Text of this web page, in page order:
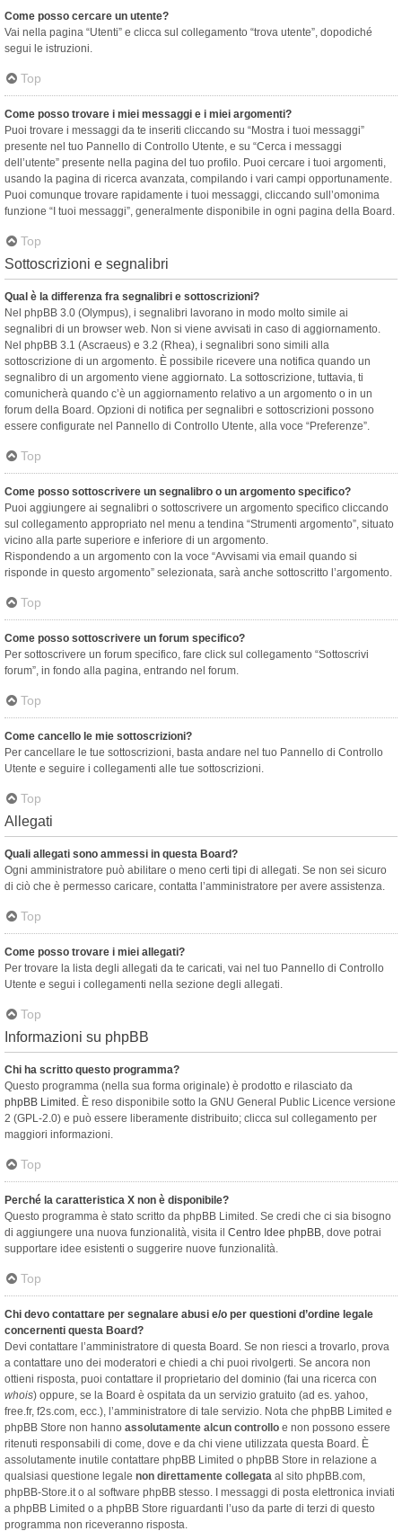
Come posso cercare un utente?
Vai nella pagina “Utenti” e clicca sul collegamento “trova utente”, dopodiché
segui le istruzioni.
Top
Come posso trovare i miei messaggi e i miei argomenti?
Puoi trovare i messaggi da te inseriti cliccando su “Mostra i tuoi messaggi”
presente nel tuo Pannello di Controllo Utente, e su “Cerca i messaggi
dell’utente” presente nella pagina del tuo profilo. Puoi cercare i tuoi argomenti,
usando la pagina di ricerca avanzata, compilando i vari campi opportunamente.
Puoi comunque trovare rapidamente i tuoi messaggi, cliccando sull’omonima
funzione “I tuoi messaggi”, generalmente disponibile in ogni pagina della Board.
Top
Sottoscrizioni e segnalibri
Qual è la differenza fra segnalibri e sottoscrizioni?
Nel phpBB 3.0 (Olympus), i segnalibri lavorano in modo molto simile ai
segnalibri di un browser web. Non si viene avvisati in caso di aggiornamento.
Nel phpBB 3.1 (Ascraeus) e 3.2 (Rhea), i segnalibri sono simili alla
sottoscrizione di un argomento. È possibile ricevere una notifica quando un
segnalibro di un argomento viene aggiornato. La sottoscrizione, tuttavia, ti
comunicherà quando c’è un aggiornamento relativo a un argomento o in un
forum della Board. Opzioni di notifica per segnalibri e sottoscrizioni possono
essere configurate nel Pannello di Controllo Utente, alla voce “Preferenze”.
Top
Come posso sottoscrivere un segnalibro o un argomento specifico?
Puoi aggiungere ai segnalibri o sottoscrivere un argomento specifico cliccando
sul collegamento appropriato nel menu a tendina “Strumenti argomento”, situato
vicino alla parte superiore e inferiore di un argomento.
Rispondendo a un argomento con la voce “Avvisami via email quando si
risponde in questo argomento” selezionata, sarà anche sottoscritto l’argomento.
Top
Come posso sottoscrivere un forum specifico?
Per sottoscrivere un forum specifico, fare click sul collegamento “Sottoscrivi
forum”, in fondo alla pagina, entrando nel forum.
Top
Come cancello le mie sottoscrizioni?
Per cancellare le tue sottoscrizioni, basta andare nel tuo Pannello di Controllo
Utente e seguire i collegamenti alle tue sottoscrizioni.
Top
Allegati
Quali allegati sono ammessi in questa Board?
Ogni amministratore può abilitare o meno certi tipi di allegati. Se non sei sicuro
di ciò che è permesso caricare, contatta l’amministratore per avere assistenza.
Top
Come posso trovare i miei allegati?
Per trovare la lista degli allegati da te caricati, vai nel tuo Pannello di Controllo
Utente e segui i collegamenti nella sezione degli allegati.
Top
Informazioni su phpBB
Chi ha scritto questo programma?
Questo programma (nella sua forma originale) è prodotto e rilasciato da
phpBB Limited . È reso disponibile sotto la GNU General Public Licence versione
2 (GPL-2.0) e può essere liberamente distribuito; clicca sul collegamento per
maggiori informazioni.
Top
Perché la caratteristica X non è disponibile?
Questo programma è stato scritto da phpBB Limited. Se credi che ci sia bisogno
di aggiungere una nuova funzionalità, visita il Centro Idee phpBB, dove potrai
supportare idee esistenti o suggerire nuove funzionalità.
Top
Chi devo contattare per segnalare abusi e/o per questioni d’ordine legale
concernenti questa Board?
Devi contattare l’amministratore di questa Board. Se non riesci a trovarlo, prova
a contattare uno dei moderatori e chiedi a chi puoi rivolgerti. Se ancora non
ottieni risposta, puoi contattare il proprietario del dominio (fai una ricerca con
whois) oppure, se la Board è ospitata da un servizio gratuito (ad es. yahoo,
free.fr, f2s.com, ecc.), l’amministratore di tale servizio. Nota che phpBB Limited e
phpBB Store non hanno assolutamente alcun controllo e non possono essere
ritenuti responsabili di come, dove e da chi viene utilizzata questa Board. È
assolutamente inutile contattare phpBB Limited o phpBB Store in relazione a
qualsiasi questione legale non direttamente collegata al sito phpBB.com,
phpBB-Store.it o al software phpBB stesso. I messaggi di posta elettronica inviati
a phpBB Limited o a phpBB Store riguardanti l’uso da parte di terzi di questo
programma non riceveranno risposta.